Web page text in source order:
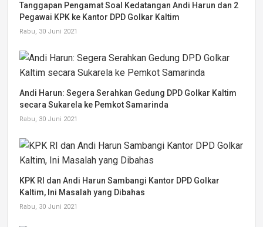
Tanggapan Pengamat Soal Kedatangan Andi Harun dan 2
Pegawai KPK ke Kantor DPD Golkar Kaltim
Rabu, 30 Juni 2021
Andi Harun: Segera Serahkan Gedung DPD Golkar Kaltim
secara Sukarela ke Pemkot Samarinda
Rabu, 30 Juni 2021
KPK RI dan Andi Harun Sambangi Kantor DPD Golkar
Kaltim, Ini Masalah yang Dibahas
Rabu, 30 Juni 2021